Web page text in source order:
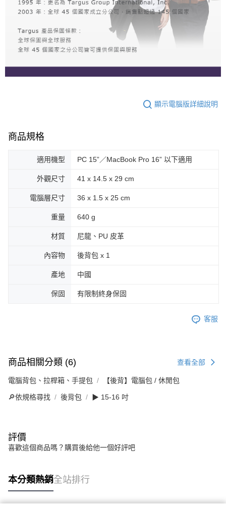
顯示電腦版詳細說明
商品規格
適用機型 PC 15”／MacBook Pro 16” 以下適用
外觀尺寸 41 x 14.5 x 29 cm
電腦層尺寸 36 x 1.5 x 25 cm
重量 640 g
材質 尼龍、PU 皮革
內容物 後背包 x 1
產地 中國
保固 有限制終身保固
客服
商品相關分類 (6) 查看全部
電腦背包、拉桿箱、手提包 【後背】電腦包 / 休閒包
🔎依規格尋找 後背包 ▶ 15-16 吋
評價
喜歡這個商品嗎？購買後給他一個好評吧
本分類熱銷全站排行